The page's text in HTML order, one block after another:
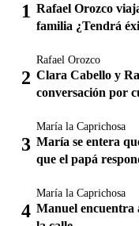
Rafael Orozco
familia ¿Tendrá
Rafael Orozco
Clara Cabello y
conversación por
María la Caprichosa
María se entera
que el papá
María la Caprichosa
Manuel encuentra